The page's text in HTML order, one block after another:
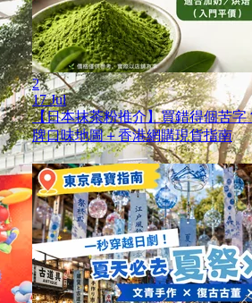
2
17 Jul
【日本抹茶粉推介】買錯得個苦字
牌口味地圖＋香港網購現貨指南